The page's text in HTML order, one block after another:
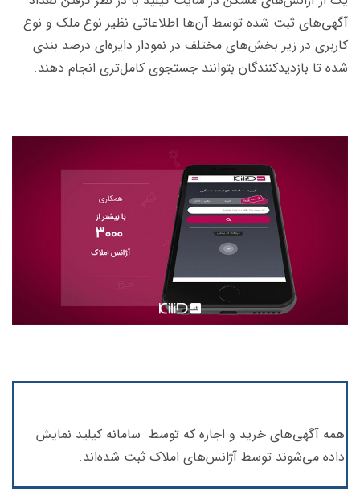
آگهی‌های ثبت شده توسط آن‌ها اطلاعاتی نظیر نوع ملک و نوع
کاربری در زیر بخش‌های مختلف در نمودار دایره‌ای درصد بندی
شده‌ تا بازدیدکنندگان بتوانند جستجوی کامل‌تری انجام دهند.
همه آگهی‌های خرید و اجاره که توسط سامانه کیلید نمایش
داده می‌شوند توسط آژانس‌های املاک ثبت شده‌اند.